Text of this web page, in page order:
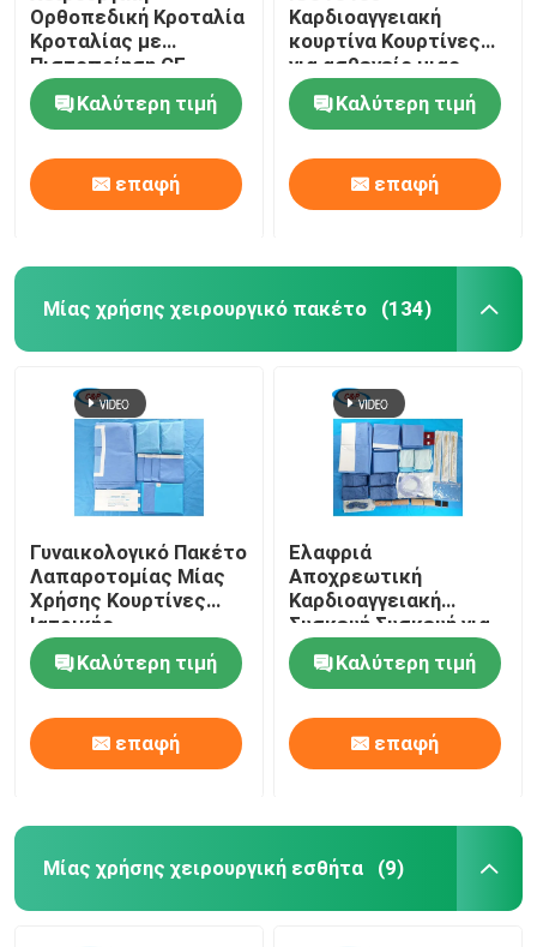
Ορθοπεδική Κροταλία
Κροταλίας με
Πιστοποίηση CE
ISO13485
Καλύτερη τιμή
επαφή
Καρδιοαγγειακή
κουρτίνα Κουρτίνες
για ασθενείς μιας
χρήσης με τσάντα
Καλύτερη τιμή
επαφή
Μίας χρήσης χειρουργικό πακέτο (134)
Γυναικολογικό Πακέτο
Λαπαροτομίας Μίας
Χρήσης Κουρτίνες
Ιατρικής
Προσαρμογής
Καλύτερη τιμή
επαφή
Ελαφριά
Αποχρεωτική
Καρδιοαγγειακή
Συσκευή Συσκευή για
Ιατρική Χρήση
Καλύτερη τιμή
επαφή
Μίας χρήσης χειρουργική εσθήτα (9)